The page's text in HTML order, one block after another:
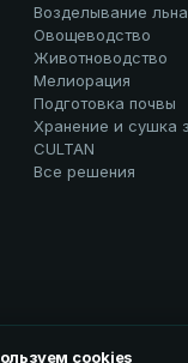
Возделывание льна
Овощеводство
Животноводство
Мелиорация
Подготовка почвы
Хранение и сушка
CULTAN
Все решения
cookies